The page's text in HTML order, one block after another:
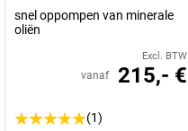
snel oppompen van minerale
oliën
Excl. BTW
vanaf 215,- €
(1)